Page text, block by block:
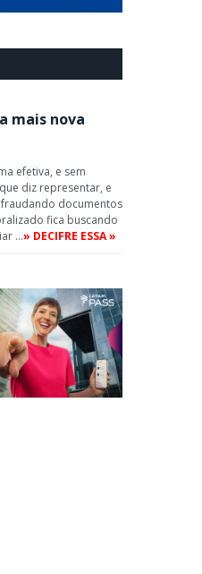
mais nova
efetiva, e sem
diz representar, e
documentos
fica buscando
…» DECIFRE ESSA »